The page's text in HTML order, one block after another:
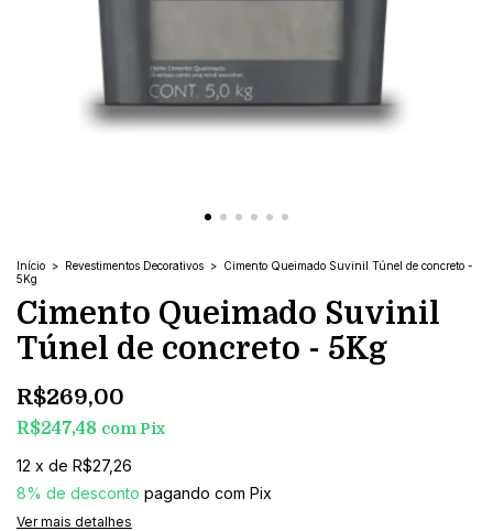
Início > Revestimentos Decorativos > Cimento Queimado Suvinil Túnel de concreto -
5Kg
Cimento Queimado Suvinil
Túnel de concreto - 5Kg
R$269,00
R$247,48 com Pix
12 x de R$27,26
8% de desconto pagando com Pix
Ver mais detalhes